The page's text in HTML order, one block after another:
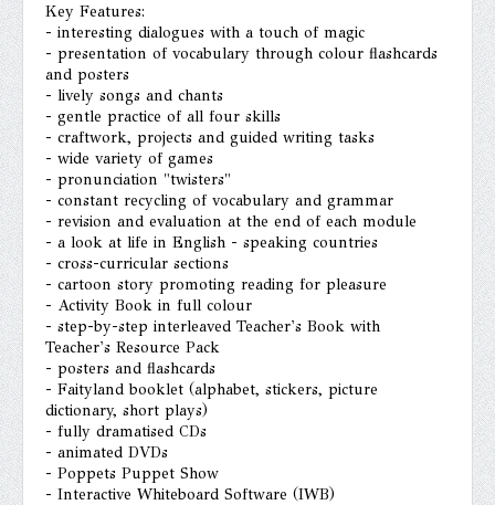
Key Features:
- interesting dialogues with a touch of magic
- presentation of vocabulary through colour flashcards
and posters
- lively songs and chants
- gentle practice of all four skills
- craftwork, projects and guided writing tasks
- wide variety of games
- pronunciation "twisters"
- constant recycling of vocabulary and grammar
- revision and evaluation at the end of each module
- a look at life in English - speaking countries
- cross-curricular sections
- cartoon story promoting reading for pleasure
- Activity Book in full colour
- step-by-step interleaved Teacher's Book with
Teacher's Resource Pack
- posters and flashcards
- Faityland booklet (alphabet, stickers, picture
dictionary, short plays)
- fully dramatised CDs
- animated DVDs
- Poppets Puppet Show
- Interactive Whiteboard Software (IWB)